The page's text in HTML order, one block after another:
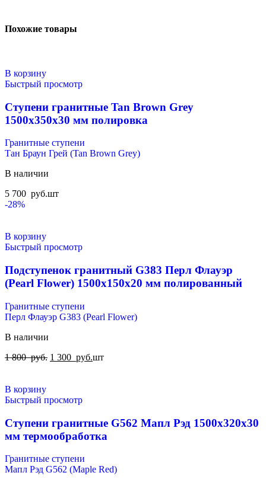
Похожие товары
В корзину
Быстрый просмотр
Ступени гранитные Tan Brown Grey
1500x350x30 мм полировка
Гранитные ступени
Тан Браун Грей (Tan Brown Grey)
В наличии
5 700 руб.шт
-28%
В корзину
Быстрый просмотр
Подступенок гранитный G383 Перл Флауэр
(Pearl Flower) 1500x150x20 мм полированный
Гранитные ступени
Перл Флауэр G383 (Pearl Flower)
В наличии
1 800руб. 1 300 руб.шт
В корзину
Быстрый просмотр
Ступени гранитные G562 Мапл Рэд 1500x320x30
мм термообработка
Гранитные ступени
Мапл Рэд G562 (Maple Red)